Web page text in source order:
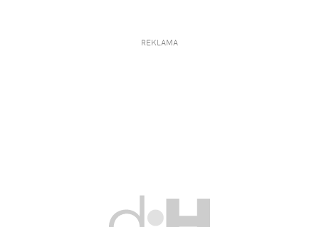
REKLAMA